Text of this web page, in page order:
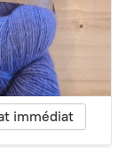
immédiat